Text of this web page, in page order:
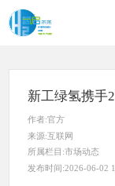
新工绿氢携手
作者:官方
来源:互联网
所属栏目:市场动态
发布时间:2026-06-02